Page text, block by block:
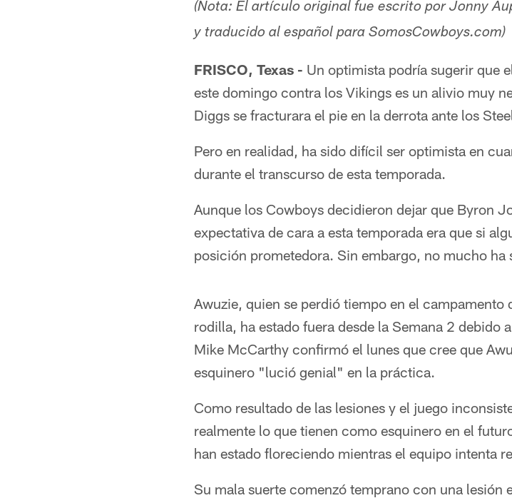
(Nota: El artículo original fue escrito por Jonny
y traducido al español para SomosCowboys.com)
FRISCO, Texas - Un optimista podría sugerir que
este domingo contra los Vikings es un alivio muy
Diggs se fracturara el pie en la derrota ante los
Pero en realidad, ha sido difícil ser optimista en
durante el transcurso de esta temporada.
Aunque los Cowboys decidieron dejar que Byron
expectativa de cara a esta temporada era que si
posición prometedora. Sin embargo, no mucho ha
Awuzie, quien se perdió tiempo en el campamento
rodilla, ha estado fuera desde la Semana 2 debido
Mike McCarthy confirmó el lunes que cree que
esquinero "lució genial" en la práctica.
Como resultado de las lesiones y el juego
realmente lo que tienen como esquinero en el
han estado floreciendo mientras el equipo intenta
Su mala suerte comenzó temprano con una lesión